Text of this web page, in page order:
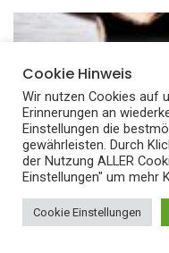
Cookie Hinweis
Wir nutzen Cookies auf
Erinnerungen an
Einstellungen die
gewährleisten. Durch
der Nutzung ALLER
Einstellungen" um mehr
Cookie Einstellungen